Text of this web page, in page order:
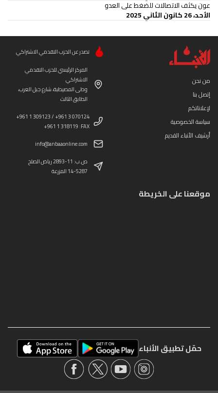
عون يكثف الاتصالات للضغط على العدو
الأحد، 26 كانون الثاني 2025
من نحن
إتصل بنا
لإعلاناتكم
سياسة الخصوصية
أرشيف الأنباء القديم
تصدر عن الحزب التقدمي الاشتراكي
المركز الرئيسي للحزب التقدمي
الاشتراكي
وطى المصيطبة، شارع جبل العرب،
الطابق الثالث
+961 1 309123 / +961 3 070124
+961 1 318119 :FAX
info@anbaaonline.com
ص.ب: 11-2893 رياض الصلح
14-5287 المزرعة
موقعنا على الخريطة
حمّل تطبيق الأنباء